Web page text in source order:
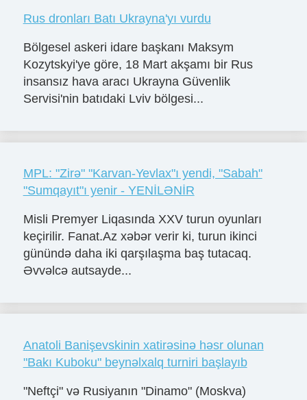
Rus dronları Batı Ukrayna'yı vurdu
Bölgesel askeri idare başkanı Maksym
Kozytskyi'ye göre, 18 Mart akşamı bir Rus
insansız hava aracı Ukrayna Güvenlik
Servisi'nin batıdaki Lviv bölgesi...
MPL: "Zirə" "Karvan-Yevlax"ı yendi, "Sabah"
"Sumqayıt"ı yenir - YENİLƏNİR
Misli Premyer Liqasında XXV turun oyunları
keçirilir. Fanat.Az xəbər verir ki, turun ikinci
günündə daha iki qarşılaşma baş tutacaq.
Əvvəlcə autsayde...
Anatoli Banişevskinin xatirəsinə həsr olunan
"Bakı Kuboku" beynəlxalq turniri başlayıb
"Neftçi" və Rusiyanın "Dinamo" (Moskva)